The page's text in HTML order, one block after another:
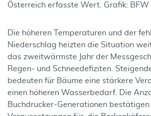
Österreich erfasste Wert. Grafik: BFW
Die höheren Temperaturen und der
Niederschlag heizten die Situation
das zweitwärmste Jahr der
Regen- und Schneedefiziten.
bedeuten für Bäume eine stärkere
einen höheren Wasserbedarf. Die
Buchdrucker-Generationen